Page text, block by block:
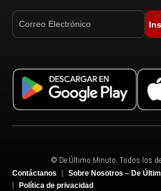
© De Último Minuto. Todos los
Contáctanos
Sobre Nosotros – De
Política de privacidad